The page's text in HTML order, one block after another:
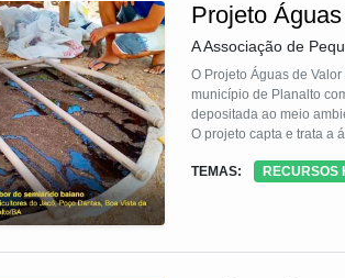
Projeto
A Associação de
O Projeto Águas de
município de Planalto com objetivo de reciclar as águas residuárias consumidas em casa, apos processo inicial seria
depositada ao meio
O projeto capta e trata a
ser devolvida a qualquer
TEMAS: RECURSOS